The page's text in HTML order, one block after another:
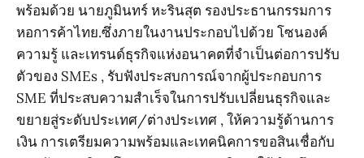
พร้อมด้วย นายภูมินทร์ หะรินสุต รองประธานกรรมการ
หอการค้าไทย.ซึ่งภายในงานประกอบไปด้วย โซนองค์
ความรู้ และเทรนด์ธุรกิจแห่งอนาคตที่จำเป็นต่อการปรับ
ตัวของ SMEs , รับฟังประสบการณ์จากผู้ประกอบการ
SME ที่ประสบความสำเร็จในการปรับเปลี่ยนธุรกิจและ
ขยายสู่ระดับประเทศ/ต่างประเทศ , ให้ความรู้ด้านการ
เงิน การเตรียมความพร้อมและเทคนิคการขอสินเชื่อกับ